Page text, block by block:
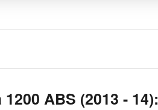
ABS (2013 - 14):